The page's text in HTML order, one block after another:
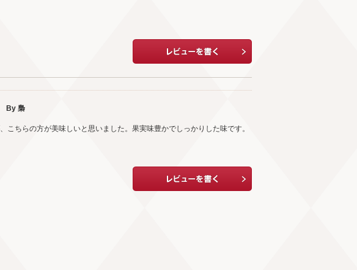
By 梟
ちらの方が美味しいと思いました。果実味豊かでしっかりした味です。